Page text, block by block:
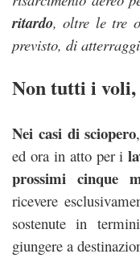
ritardo, oltre le tre
previsto, di
Non tutti i
Nei casi di sciopero
ed ora in atto per i
prossimi cinque
ricevere
sostenute in
giungere a